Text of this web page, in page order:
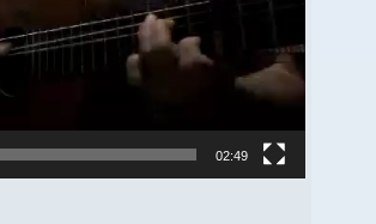
02:49